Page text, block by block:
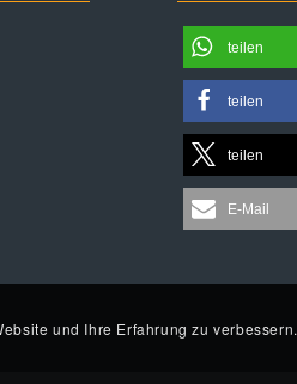
teilen
teilen
teilen
E-Mail
und Ihre Erfahrung zu verbessern.